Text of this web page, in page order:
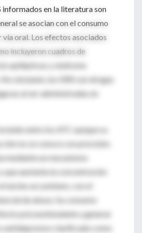
informados en la literatura son
se asocian con el consumo
oral. Los efectos asociados
incluyeron cuadros de
epilépticas y síndrome
obstante, los ISRS son drogas
al ser administradas en
entre los ATC aunque su
no se conoce con precisión.
mediante un mecanismo
que aumenta la concentración
núcleo accumbens, con el
de abuso. Su consumo
psicoestimulante y generar
antidepresivo clasificado como